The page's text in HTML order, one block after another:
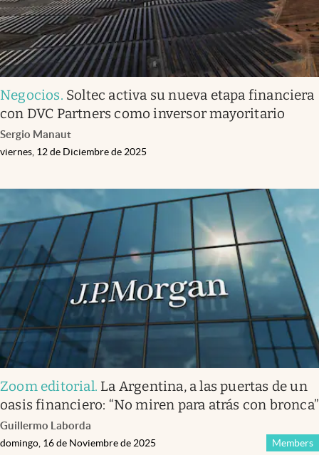
Negocios. Soltec activa su nueva etapa financiera
con DVC Partners como inversor mayoritario
Sergio Manaut
viernes, 12 de Diciembre de 2025
Zoom editorial. La Argentina, a las puertas de un
oasis financiero: “No miren para atrás con bronca”
Guillermo Laborda
Members
domingo, 16 de Noviembre de 2025